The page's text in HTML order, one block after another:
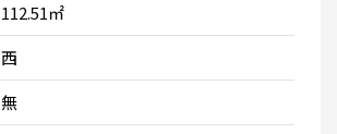
112.51㎡
西
無